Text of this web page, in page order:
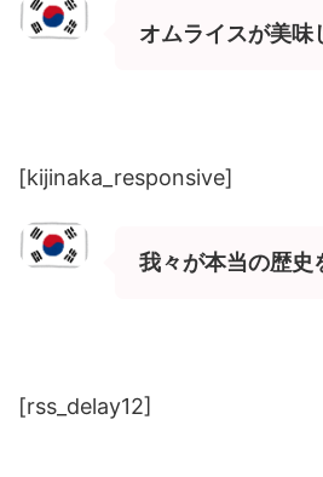
オムライスが美味
[kijinaka_responsive]
我々が本当の歴史
[rss_delay12]